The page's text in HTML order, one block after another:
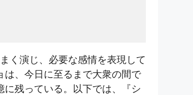
く演じ、必要な感情を表現して
、今日に至るまで大衆の間で
残っている。以下では、『シ